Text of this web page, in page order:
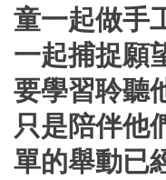
童一起做手
一起捕捉願
要學習聆聽
只是陪伴他
單的舉動已